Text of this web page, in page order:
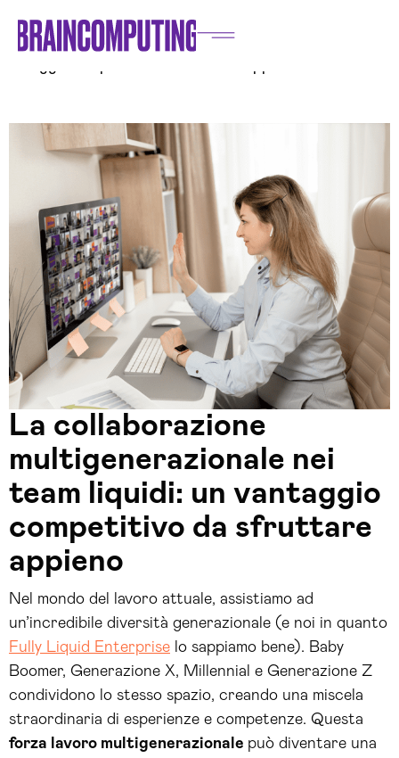
Home/ Blog/HR/
La collaborazione multigenerazionale nei team liquidi: un
La collaborazione
multigenerazionale nei
team liquidi: un vantaggio
competitivo da sfruttare
appieno
Nel mondo del lavoro attuale, assistiamo ad
un’incredibile diversità generazionale (e noi in quanto
Fully Liquid Enterprise lo sappiamo bene). Baby
Boomer, Generazione X, Millennial e Generazione Z
condividono lo stesso spazio, creando una miscela
straordinaria di esperienze e competenze. Questa
forza lavoro multigenerazionale può diventare una